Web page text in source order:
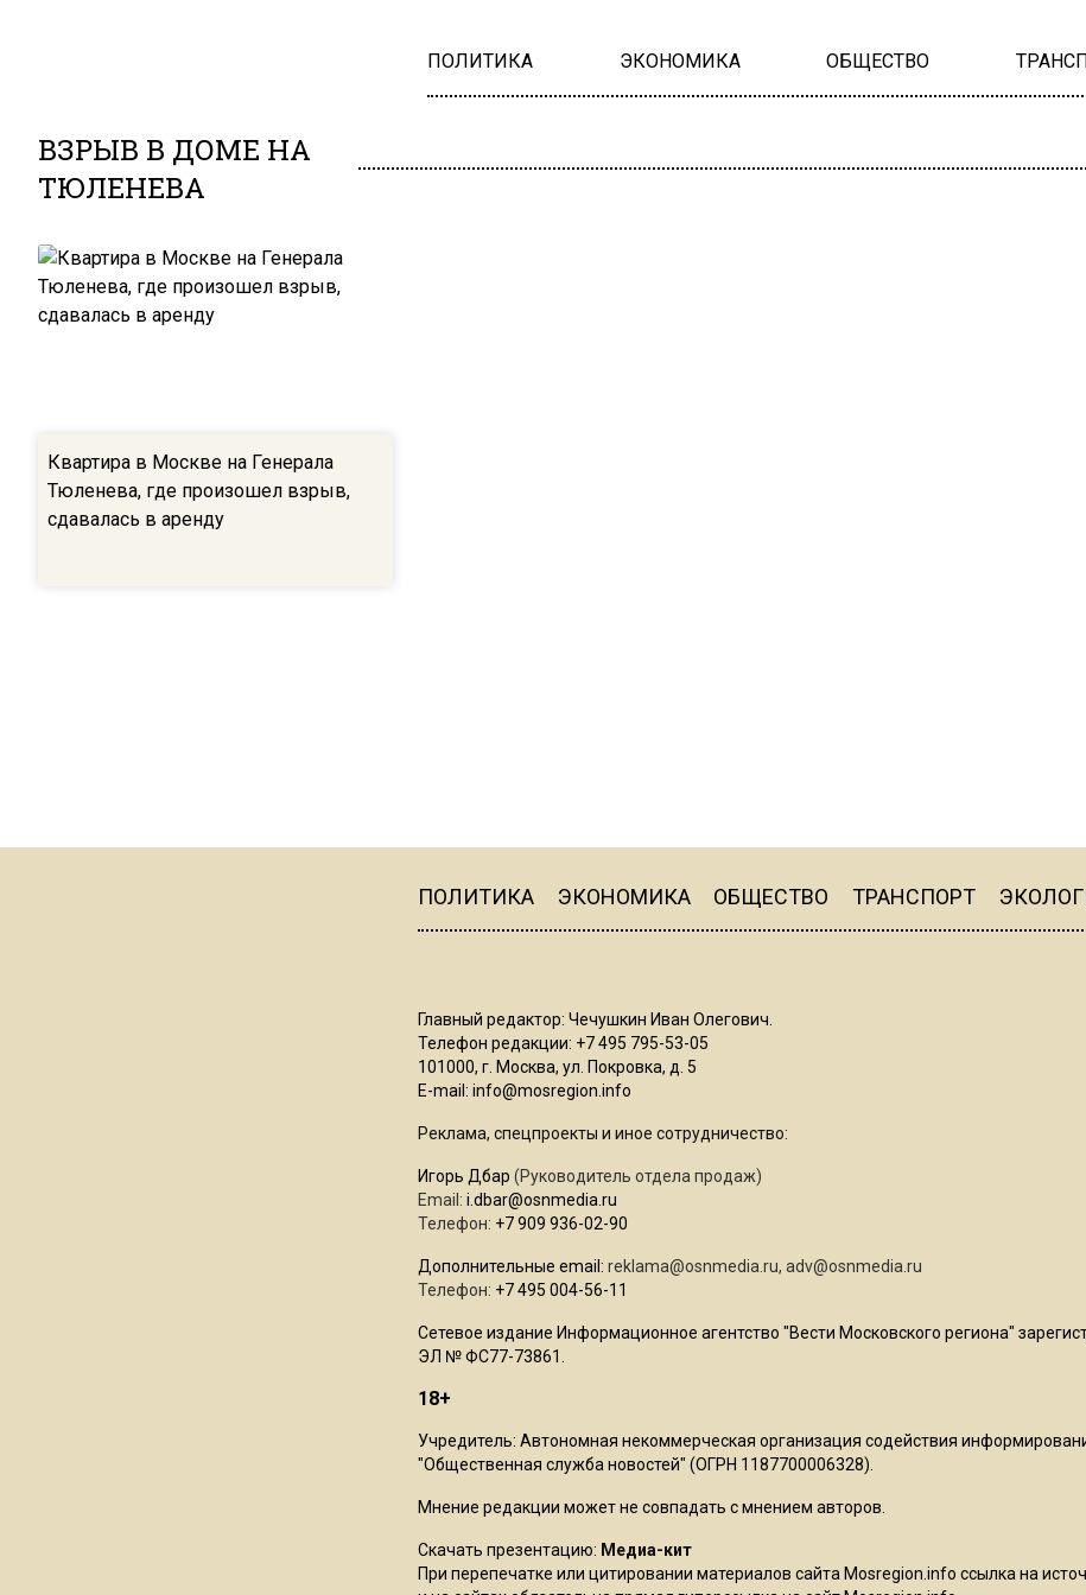
ПОЛИТИКА ЭКОНОМИКА ОБЩЕСТВО
ВЗРЫВ В ДОМЕ НА
ТЮЛЕНЕВА
Квартира в Москве на Генерала
Тюленева, где произошел взрыв,
сдавалась в аренду
ПОЛИТИКА ЭКОНОМИКА ОБЩЕСТВО ТРАНСПОРТ
Главный редактор: Чечушкин Иван Олегович.
Телефон редакции: +7 495 795-53-05
101000, г. Москва, ул. Покровка, д. 5
E-mail: info@mosregion.info
Реклама, спецпроекты и иное сотрудничество:
Игорь Дбар (Руководитель отдела продаж)
Email: i.dbar@osnmedia.ru
Телефон: +7 909 936-02-90
Дополнительные email: reklama@osnmedia.ru, adv@osnmedia.ru
Телефон: +7 495 004-56-11
Сетевое издание Информационное агентство "Вести Московского региона"
ЭЛ № ФС77-73861.
18+
Учредитель: Автономная некоммерческая организация содействия
"Общественная служба новостей" (ОГРН 1187700006328).
Мнение редакции может не совпадать с мнением авторов.
Скачать презентацию: Медиа-кит
При перепечатке или цитировании материалов сайта Mosregion.info ссылка на